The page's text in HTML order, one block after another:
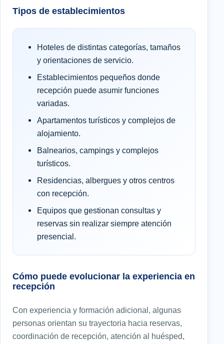
Tipos de establecimientos
Hoteles de distintas categorías, tamaños
y orientaciones de servicio.
Establecimientos pequeños donde
recepción puede asumir funciones
variadas.
Apartamentos turísticos y complejos de
alojamiento.
Balnearios, campings y complejos
turísticos.
Residencias, albergues y otros centros
con recepción.
Equipos que gestionan consultas y
reservas sin realizar siempre atención
presencial.
Cómo puede evolucionar la experiencia en
recepción
Con experiencia y formación adicional, algunas
personas orientan su trayectoria hacia reservas,
coordinación de recepción, atención al huésped,